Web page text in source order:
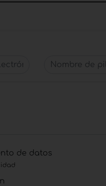
Nombre de pila
de datos